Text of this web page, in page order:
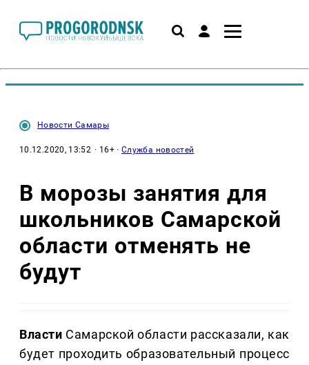
Новости Самары
10.12.2020, 13:52 · 16+ ·Служба новостей
В морозы занятия для
школьников Самарской
области отменять не
будут
Власти Самарской области рассказали, как
будет проходить образовательный процесс